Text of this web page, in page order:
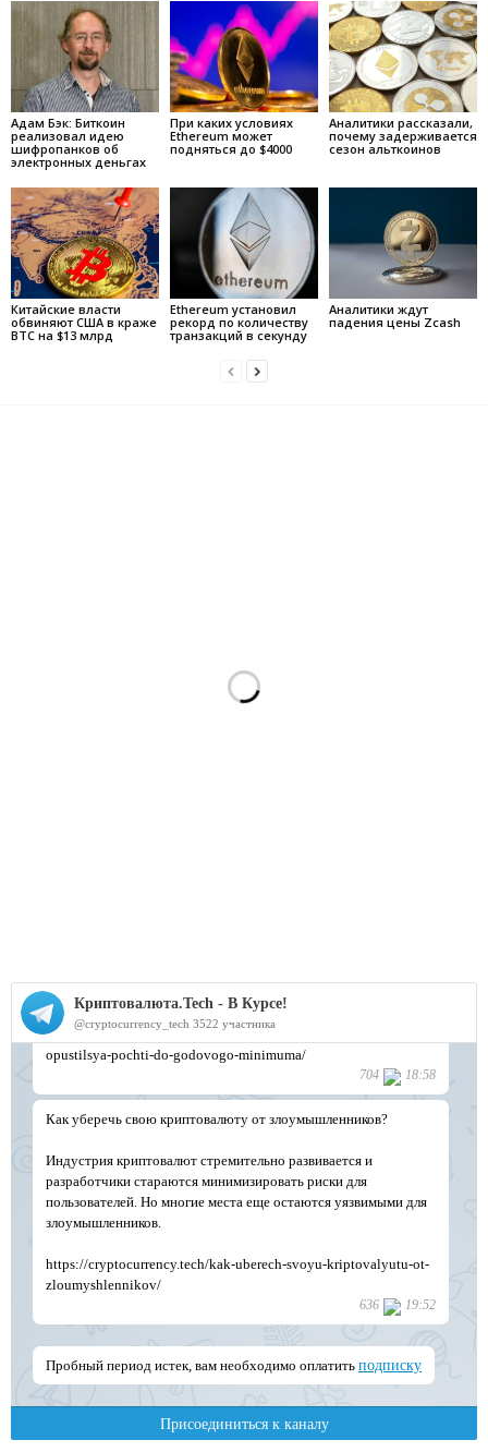
Адам Бэк: Биткоин
реализовал идею
шифропанков об
электронных деньгах
При каких условиях
Ethereum может
подняться до $4000
Аналитики рассказали,
почему задерживается
сезон альткоинов
Китайские власти
обвиняют США в краже
BTC на $13 млрд
Ethereum установил
рекорд по количеству
транзакций в секунду
Аналитики ждут
падения цены Zcash